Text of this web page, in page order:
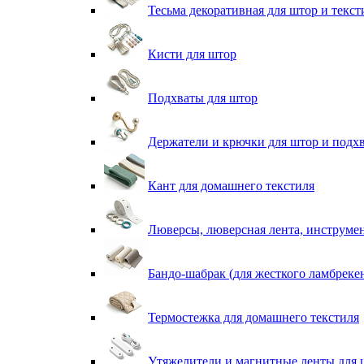
Тесьма декоративная для штор и
Кисти для штор
Подхваты для штор
Держатели и крючки для штор и
Кант для домашнего текстиля
Люверсы, люверсная лента,
Бандо-шабрак (для жесткого
Термостежка для домашнего текстиля
Утяжелители и магнитные ленты для